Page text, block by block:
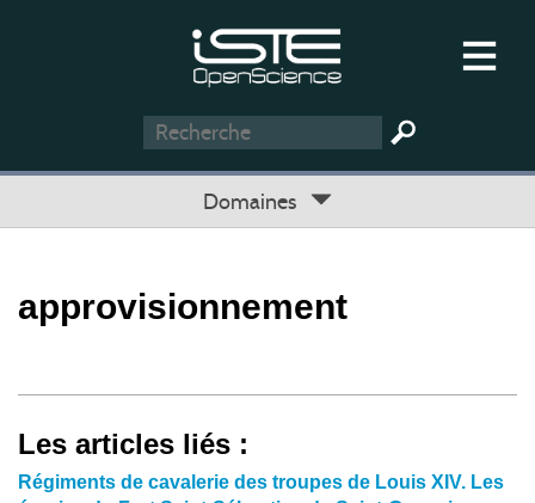
Domaines
approvisionnement
Les articles liés :
Régiments de cavalerie des troupes de Louis XIV. Les